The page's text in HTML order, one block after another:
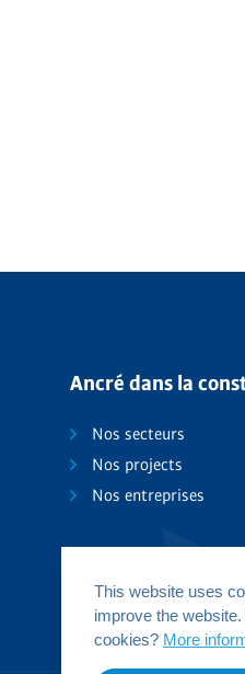
This website uses
improve the
cookies? More
Ancré dans la
Nos secteurs
Nos projects
Nos entreprises